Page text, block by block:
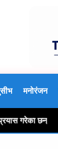
मनोरंजन
गरेका छन्